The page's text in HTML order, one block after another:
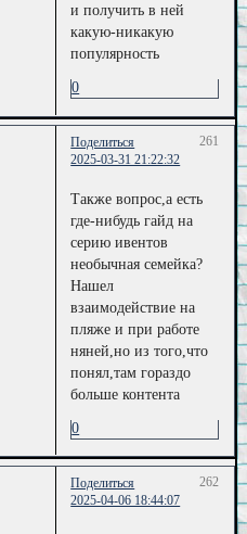
и получить в ней
какую-никакую
популярность
0
Поделиться
261
2025-03-31 21:22:32
Также вопрос,а есть
где-нибудь гайд на
серию ивентов
необычная семейка?
Нашел
взаимодействие на
пляже и при работе
няней,но из того,что
понял,там гораздо
больше контента
0
Поделиться
262
2025-04-06 18:44:07